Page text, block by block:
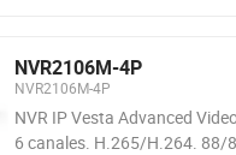
NVR2106M-4P
NVR2106M-4P
NVR IP Vesta Advanced
6 canales. H.265/H.264. 88/